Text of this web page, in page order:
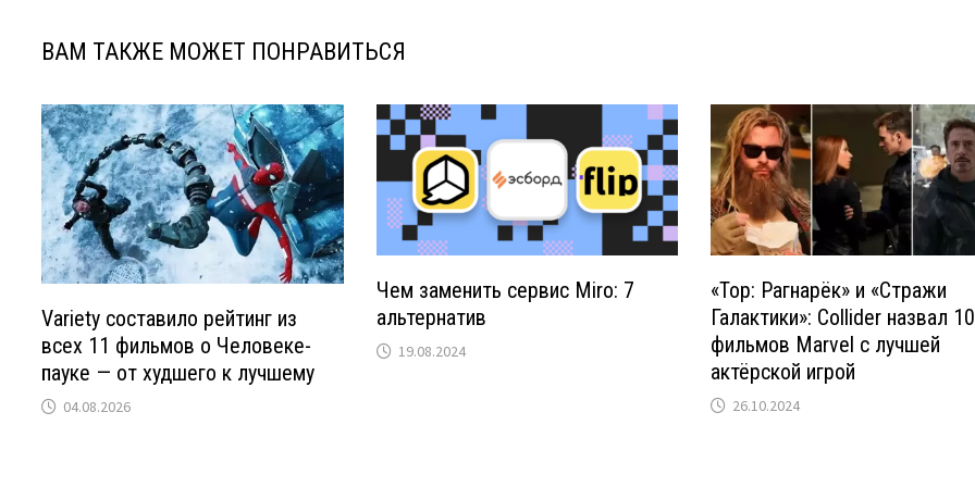
ВАМ ТАКЖЕ МОЖЕТ ПОНРАВИТЬСЯ
Variety составило рейтинг из
всех 11 фильмов о Человеке-
пауке — от худшего к лучшему
04.08.2026
Чем заменить сервис Miro: 7
альтернатив
19.08.2024
«Тор: Рагнарёк» и «Стражи
Галактики»: Collider назвал 10
фильмов Marvel с лучшей
актёрской игрой
26.10.2024